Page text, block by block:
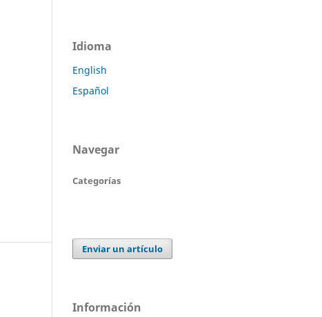
Idioma
English
Español
Navegar
Categorías
Enviar un artículo
Información